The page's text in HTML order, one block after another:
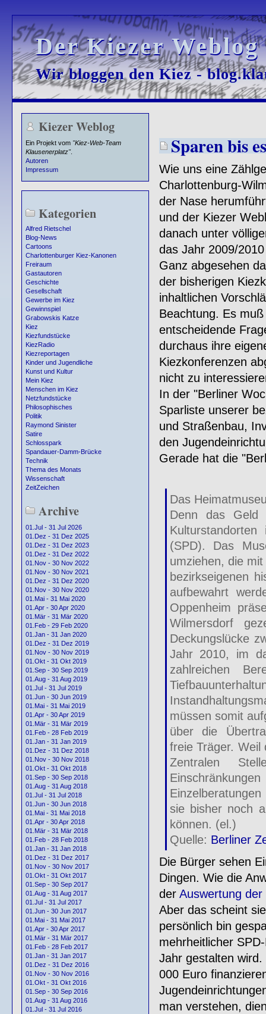
Der Kiezer
Der Kiezer
Wir bloggen den Kiez -
Wir bloggen den Kiez -
Kiezer Weblog
Ein Projekt vom "Kiez-Web-Team
Klausenerplatz".
Autoren
Impressum
Kategorien
Alfred Rietschel
Blog-News
Cartoons
Charlottenburger Kiez-Kanonen
Freiraum
Gastautoren
Geschichte
Gesellschaft
Gewerbe im Kiez
Gewinnspiel
Grabowskis Katze
Kiez
Kiezfundstücke
KiezRadio
Kiezreportagen
Kinder und Jugendliche
Kunst und Kultur
Mein Kiez
Menschen im Kiez
Netzfundstücke
Philosophisches
Politik
Raymond Sinister
Satire
Schlosspark
Spandauer-Damm-Brücke
Technik
Thema des Monats
Wissenschaft
ZeitZeichen
Archive
01.Jul - 31 Jul 2026
01.Dez - 31 Dez 2025
01.Dez - 31 Dez 2023
01.Dez - 31 Dez 2022
01.Nov - 30 Nov 2022
01.Nov - 30 Nov 2021
01.Dez - 31 Dez 2020
01.Nov - 30 Nov 2020
01.Mai - 31 Mai 2020
01.Apr - 30 Apr 2020
01.Mär - 31 Mär 2020
01.Feb - 29 Feb 2020
01.Jan - 31 Jan 2020
01.Dez - 31 Dez 2019
01.Nov - 30 Nov 2019
01.Okt - 31 Okt 2019
01.Sep - 30 Sep 2019
01.Aug - 31 Aug 2019
01.Jul - 31 Jul 2019
01.Jun - 30 Jun 2019
01.Mai - 31 Mai 2019
01.Apr - 30 Apr 2019
01.Mär - 31 Mär 2019
01.Feb - 28 Feb 2019
01.Jan - 31 Jan 2019
01.Dez - 31 Dez 2018
01.Nov - 30 Nov 2018
01.Okt - 31 Okt 2018
01.Sep - 30 Sep 2018
01.Aug - 31 Aug 2018
01.Jul - 31 Jul 2018
01.Jun - 30 Jun 2018
01.Mai - 31 Mai 2018
01.Apr - 30 Apr 2018
01.Mär - 31 Mär 2018
01.Feb - 28 Feb 2018
01.Jan - 31 Jan 2018
01.Dez - 31 Dez 2017
01.Nov - 30 Nov 2017
01.Okt - 31 Okt 2017
01.Sep - 30 Sep 2017
01.Aug - 31 Aug 2017
01.Jul - 31 Jul 2017
01.Jun - 30 Jun 2017
01.Mai - 31 Mai 2017
01.Apr - 30 Apr 2017
01.Mär - 31 Mär 2017
01.Feb - 28 Feb 2017
01.Jan - 31 Jan 2017
01.Dez - 31 Dez 2016
01.Nov - 30 Nov 2016
01.Okt - 31 Okt 2016
01.Sep - 30 Sep 2016
01.Aug - 31 Aug 2016
01.Jul - 31 Jul 2016
Sparen bis
Wie uns eine
Charlottenburg-
der Nase
und der Kiezer
danach unter
das Jahr 2009/
Ganz abgesehen
der bisherigen
inhaltlichen
Beachtung. Es
entscheidende
durchaus ihre
Kiezkonferenzen
nicht zu
In der "Berliner
Sparliste unserer
und Straßenbau,
den
Gerade hat die
Das
Denn das Geld
(SPD). Das
umziehen, die
bezirkseigenen
aufbewahrt
Oppenheim
Wilmersdorf
Deckungslücke
Jahr 2010, im
zahlreichen
müssen somit
über die
freie Träger. Weil
Zentralen
sie bisher noch
können. (el.)
Quelle: Berliner
Die Bürger sehen
Dingen. Wie die
der Auswertung
Aber das scheint
persönlich bin
mehrheitlicher
Jahr gestalten
000 Euro
man verstehen,